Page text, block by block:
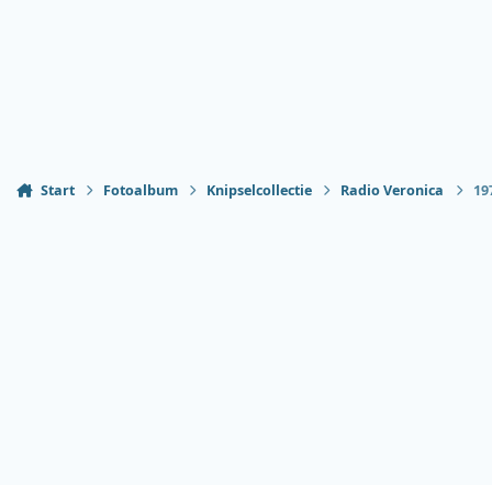
Start Fotoalbum Knipselcollectie Radio Veronica